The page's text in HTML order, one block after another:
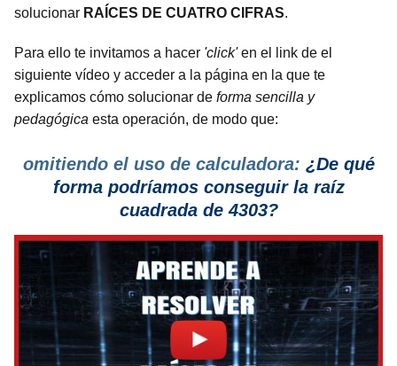
solucionar RAÍCES DE CUATRO CIFRAS.
Para ello te invitamos a hacer 'click'en el link de el
siguiente vídeo y acceder a la página en la que te
explicamos cómo solucionar de forma sencilla y
pedagógica esta operación, de modo que:
omitiendo el uso de calculadora: ¿De qué
forma podríamos conseguir la raíz
cuadrada de 4303?